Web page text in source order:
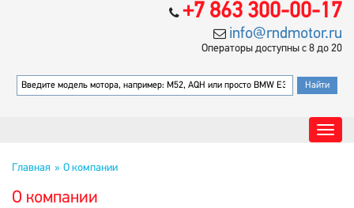
+7 863 300-00-17
info@rndmotor.ru
Операторы доступны с 8 до 20
Главная О компании
О компании